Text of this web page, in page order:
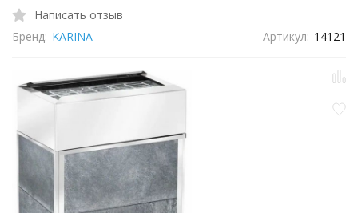
Написать отзыв
Бренд: KARINA Артикул: 14121